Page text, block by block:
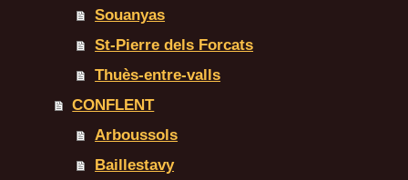
Souanyas
St-Pierre dels Forcats
Thuès-entre-valls
CONFLENT
Arboussols
Baillestavy